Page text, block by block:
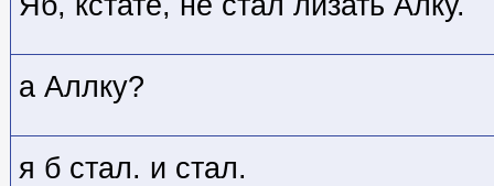
а Аллку?
я б стал. и стал.